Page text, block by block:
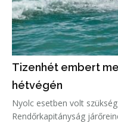
Tizenhét embert
hétvégén
Nyolc esetben volt
Rendőrkapitányság